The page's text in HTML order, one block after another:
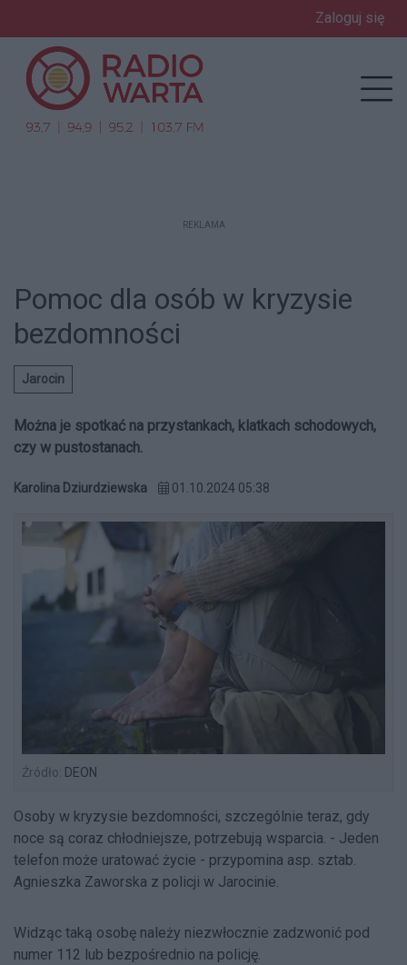
Zaloguj się
REKLAMA
Pomoc dla osób w kryzysie
bezdomności
Jarocin
Można je spotkać na przystankach, klatkach schodowych,
czy w pustostanach.
Karolina Dziurdziewska 01.10.2024 05:38
Źródło: DEON
Osoby w kryzysie bezdomności, szczególnie teraz, gdy
noce są coraz chłodniejsze, potrzebują wsparcia. - Jeden
telefon może uratować życie - przypomina asp. sztab.
Agnieszka Zaworska z policji w Jarocinie.
Widząc taką osobę należy niezwłocznie zadzwonić pod
numer 112 lub bezpośrednio na policję.